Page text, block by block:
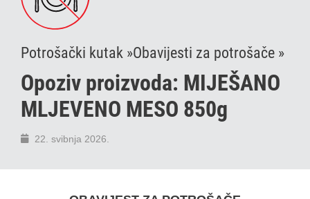
Potrošački kutak »Obavijesti za potrošače »
Opoziv proizvoda: MIJEŠANO
MLJEVENO MESO 850g
22. svibnja 2026.